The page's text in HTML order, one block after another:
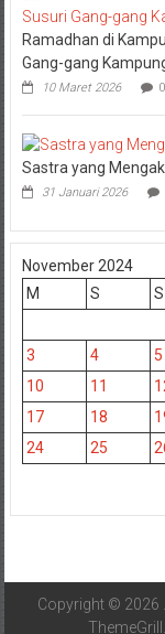
Ramadhan di
Gang-gang
10 Maret 2026 0
Sastra yang
31 Januari 2026
November 2024
M
S S
3
4 5
10
11
17
18
24
25
Copyright © 2026